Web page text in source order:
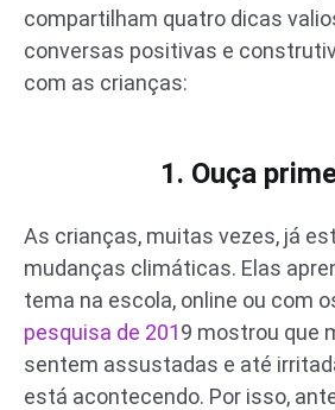
compartilham quatro dicas
conversas positivas e
com as crianças:
1. Ouça
As crianças, muitas vezes, já
mudanças climáticas. Elas
tema na escola, online ou com
pesquisa de 2019 mostrou que
sentem assustadas e até
está acontecendo. Por isso,